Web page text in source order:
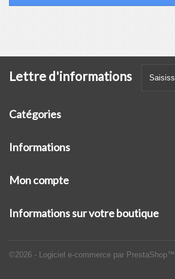
Lettre d'informations
Catégories
Informations
©2026 - Logiciel e-commerce par PrestaShop™
Mon compte
Informations sur votre boutique